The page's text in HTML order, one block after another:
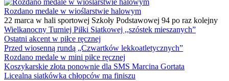
Rozdano medale w wioślarstwie halowym
22 marca w hali sportowej Szkoły Podstawowej 94 po raz kolejny
Wielkanocny Turniej Piłki Siatkowej ,,szóstek mieszanych”
Ostatni akcent w piłce ręcznej
Przed wiosenną rundą „Czwartków lekkoatletycznych”
Rozdano medale w mini piłce ręcznej
Koszykarskie złota ponownie dla SMS Marcina Gortata
Licealna siatkówka chłopców ma finiszu